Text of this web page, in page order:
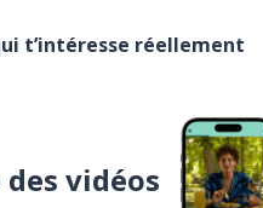
t’intéresse réellement
des vidéos